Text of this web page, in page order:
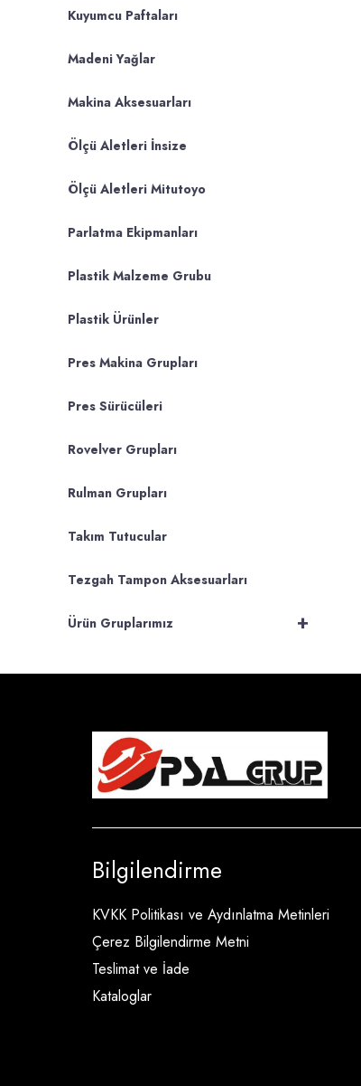
Kuyumcu Paftaları
Madeni Yağlar
Makina Aksesuarları
Ölçü Aletleri İnsize
Ölçü Aletleri Mitutoyo
Parlatma Ekipmanları
Plastik Malzeme Grubu
Plastik Ürünler
Pres Makina Grupları
Pres Sürücüleri
Rovelver Grupları
Rulman Grupları
Takım Tutucular
Tezgah Tampon Aksesuarları
+
Ürün Gruplarımız
Bilgilendirme
KVKK Politikası ve Aydınlatma Metinleri
Çerez Bilgilendirme Metni
Teslimat ve İade
Kataloglar